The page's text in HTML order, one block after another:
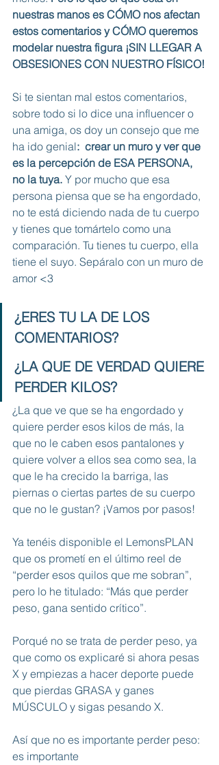
nuestras manos es CÓMO nos afectan
estos comentarios y CÓMO queremos
modelar nuestra figura ¡SIN LLEGAR A
OBSESIONES CON NUESTRO FÍSICO!
Si te sientan mal estos comentarios,
sobre todo si lo dice una influencer o
una amiga, os doy un consejo que me
ha ido genial:  crear un muro y ver que
es la percepción de ESA PERSONA,
no la tuya. Y por mucho que esa
persona piensa que se ha engordado,
no te está diciendo nada de tu cuerpo
y tienes que tomártelo como una
comparación. Tu tienes tu cuerpo, ella
tiene el suyo. Sepáralo con un muro de
amor <3
¿ERES TU LA DE LOS
COMENTARIOS?
¿LA QUE DE VERDAD QUIERE
PERDER KILOS?
¿La que ve que se ha engordado y
quiere perder esos kilos de más, la
que no le caben esos pantalones y
quiere volver a ellos sea como sea, la
que le ha crecido la barriga, las
piernas o ciertas partes de su cuerpo
que no le gustan? ¡Vamos por pasos!
Ya tenéis disponible el LemonsPLAN
que os prometí en el último reel de
“perder esos quilos que me sobran”,
pero lo he titulado: “Más que perder
peso, gana sentido crítico”.
Porqué no se trata de perder peso, ya
que como os explicaré si ahora pesas
X y empiezas a hacer deporte puede
que pierdas GRASA y ganes
MÚSCULO y sigas pesando X.
Así que no es importante perder peso:
es importante